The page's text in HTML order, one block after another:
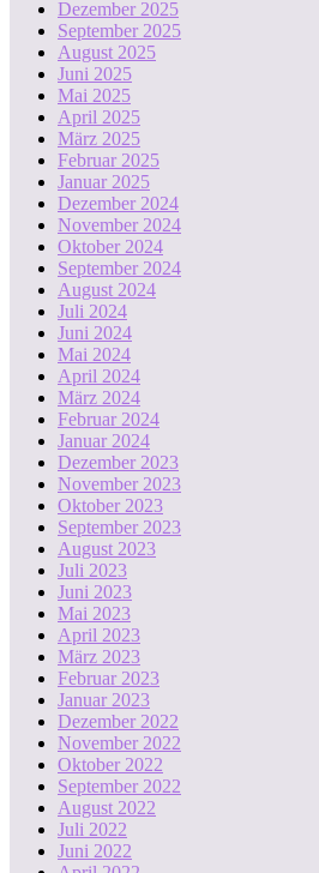
Dezember 2025
September 2025
August 2025
Juni 2025
Mai 2025
April 2025
März 2025
Februar 2025
Januar 2025
Dezember 2024
November 2024
Oktober 2024
September 2024
August 2024
Juli 2024
Juni 2024
Mai 2024
April 2024
März 2024
Februar 2024
Januar 2024
Dezember 2023
November 2023
Oktober 2023
September 2023
August 2023
Juli 2023
Juni 2023
Mai 2023
April 2023
März 2023
Februar 2023
Januar 2023
Dezember 2022
November 2022
Oktober 2022
September 2022
August 2022
Juli 2022
Juni 2022